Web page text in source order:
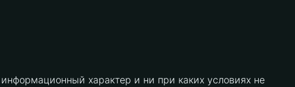
характер и ни при каких условиях не